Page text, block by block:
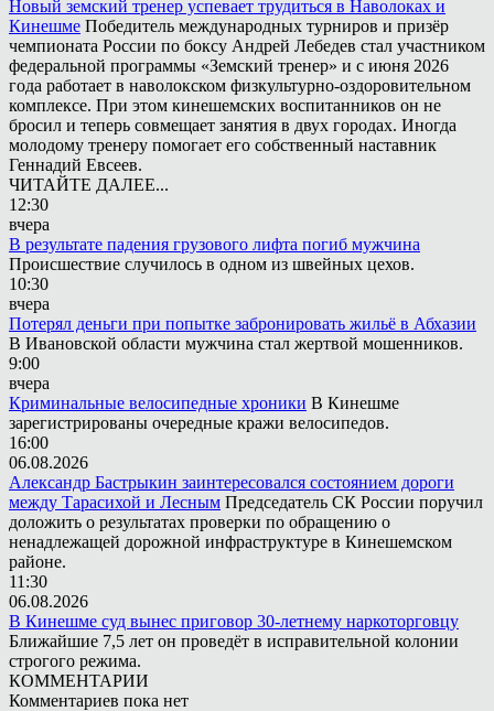
Новый земский тренер успевает трудиться в Наволоках и
Кинешме Победитель международных турниров и призёр
чемпионата России по боксу Андрей Лебедев стал участником
федеральной программы «Земский тренер» и с июня 2026
года работает в наволокском физкультурно-оздоровительном
комплексе. При этом кинешемских воспитанников он не
бросил и теперь совмещает занятия в двух городах. Иногда
молодому тренеру помогает его собственный наставник
Геннадий Евсеев.
ЧИТАЙТЕ ДАЛЕЕ...
12:30
вчера
В результате падения грузового лифта погиб мужчина
Происшествие случилось в одном из швейных цехов.
10:30
вчера
Потерял деньги при попытке забронировать жильё в Абхазии
В Ивановской области мужчина стал жертвой мошенников.
9:00
вчера
Криминальные велосипедные хроники В Кинешме
зарегистрированы очередные кражи велосипедов.
16:00
06.08.2026
Александр Бастрыкин заинтересовался состоянием дороги
между Тарасихой и Лесным Председатель СК России поручил
доложить о результатах проверки по обращению о
ненадлежащей дорожной инфраструктуре в Кинешемском
районе.
11:30
06.08.2026
В Кинешме суд вынес приговор 30-летнему наркоторговцу
Ближайшие 7,5 лет он проведёт в исправительной колонии
строгого режима.
КОММЕНТАРИИ
Комментариев пока нет